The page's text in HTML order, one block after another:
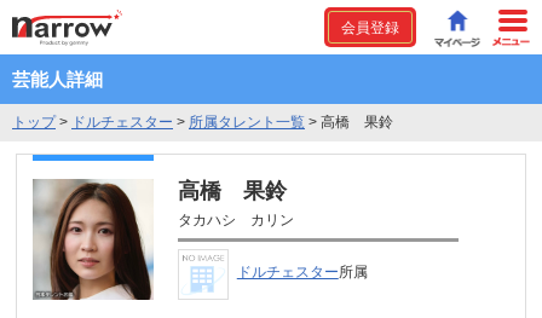
会員登録
芸能人詳細
トップ> ドルチェスター > 所属タレント一覧 > 高橋 果鈴
高橋 果鈴
タカハシ カリン
ドルチェスター所属